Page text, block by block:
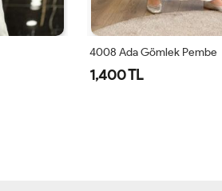
4008 Ada Gömlek Pembe
1,400 TL